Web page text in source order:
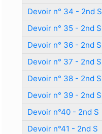
Devoir n° 34 - 2nd S
Devoir n° 35 - 2nd S
Devoir n° 36 - 2nd S
Devoir n° 37 - 2nd S
Devoir n° 38 - 2nd S
Devoir n° 39 - 2nd S
Devoir n°40 - 2nd S
Devoir n°41 - 2nd S